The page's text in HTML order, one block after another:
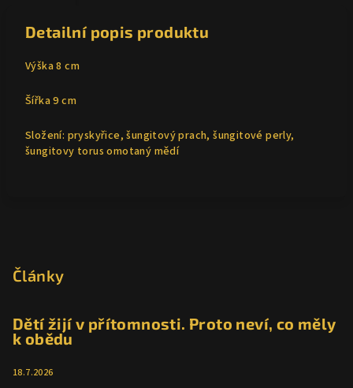
Detailní popis produktu
Výška 8 cm
Šířka 9 cm
Složení: pryskyřice, šungitový prach, šungitové perly,
šungitovy torus omotaný mědí
Články
Dětí žijí v přítomnosti. Proto neví, co měly
k obědu
18.7.2026